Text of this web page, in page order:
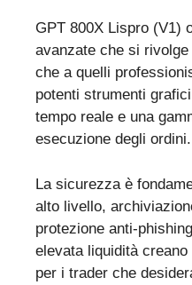
GPT 800X Lispro (V1)
avanzate che si
che a quelli
potenti strumenti
tempo reale e una
esecuzione degli ordini.
La sicurezza è
alto livello,
protezione anti-
elevata liquidità
per i trader che